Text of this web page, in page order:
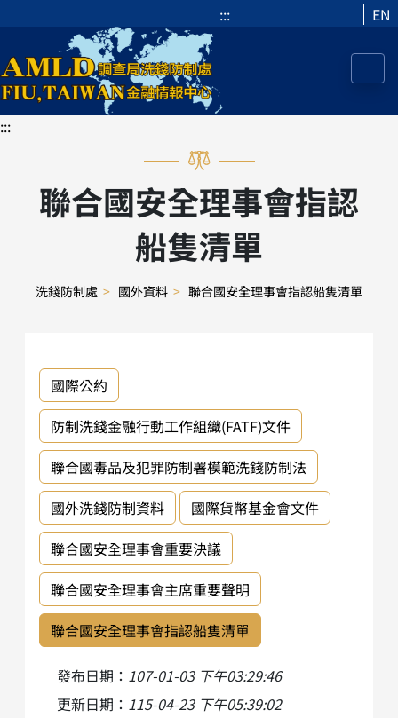
::: EN
:::
聯合國安全理事會指認
船隻清單
洗錢防制處 > 國外資料 > 聯合國安全理事會指認船隻清單
國際公約
防制洗錢金融行動工作組織(FATF)文件
聯合國毒品及犯罪防制署模範洗錢防制法
國外洗錢防制資料
國際貨幣基金會文件
聯合國安全理事會重要決議
聯合國安全理事會主席重要聲明
聯合國安全理事會指認船隻清單
發布日期： 107-01-03 下午03:29:46
更新日期： 115-04-23 下午05:39:02